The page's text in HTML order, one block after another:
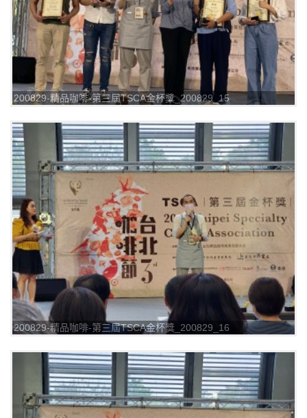
200829-精品咖啡-第三屆TSCA金杯獎_200829_15
200829-精品咖啡-第三屆TSCA金杯獎_200829_16